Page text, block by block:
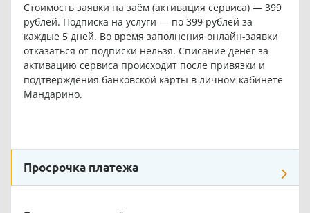
Стоимость заявки на заём (активация сервиса) — 399
рублей. Подписка на услуги — по 399 рублей за
каждые 5 дней. Во время заполнения онлайн-заявки
отказаться от подписки нельзя. Списание денег за
активацию сервиса происходит после привязки и
подтверждения банковской карты в личном кабинете
Мандарино.
Просрочка платежа